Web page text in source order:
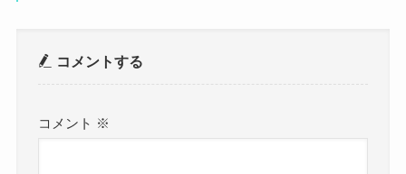
コメントする
コメント ※